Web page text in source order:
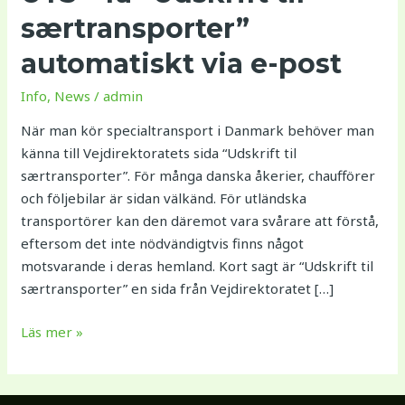
særtransporter”
automatiskt via e-post
Info, News /admin
När man kör specialtransport i Danmark behöver man
känna till Vejdirektoratets sida “Udskrift til
særtransporter”. För många danska åkerier, chaufförer
och följebilar är sidan välkänd. För utländska
transportörer kan den däremot vara svårare att förstå,
eftersom det inte nödvändigtvis finns något
motsvarande i deras hemland. Kort sagt är “Udskrift til
særtransporter” en sida från Vejdirektoratet […]
e-
Läs mer »